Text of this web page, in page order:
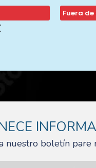
Fuera
nuestro boletín pare